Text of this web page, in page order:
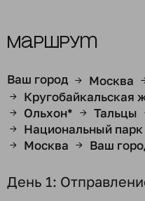
Маршрут
Ваш город → Москва
→ Кругобайкальская
→ Ольхон* → Тальцы
→ Национальный
→ Москва → Ваш
День 1: